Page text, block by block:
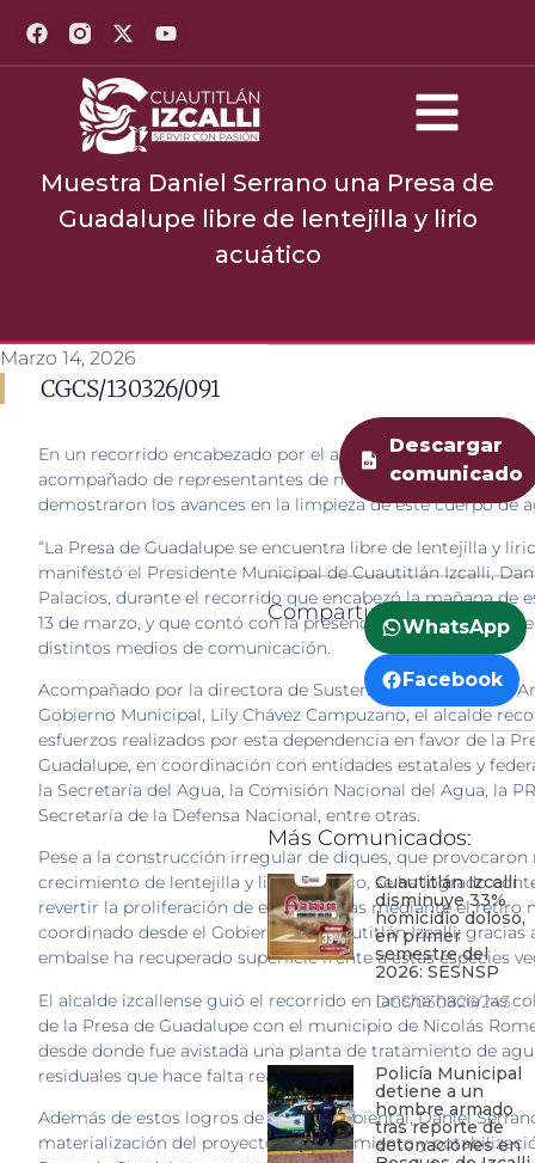
Muestra Daniel Serrano una Presa de
Guadalupe libre de lentejilla y lirio
acuático
Marzo 14, 2026
CGCS/130326/091
En un recorrido encabezado por el alcalde de Cuautitlán
acompañado de representantes de medios de
demostraron los avances en la limpieza de este cuerpo de
“La Presa de Guadalupe se encuentra libre de lentejilla y
manifestó el Presidente Municipal de Cuautitlán Izcalli,
Palacios, durante el recorrido que encabezó la mañana de
13 de marzo, y que contó con la presencia de reporteras y
distintos medios de comunicación.
Acompañado por la directora de Sustentabilidad y Medio
Gobierno Municipal, Lily Chávez Campuzano, el alcalde
esfuerzos realizados por esta dependencia en favor de la
Guadalupe, en coordinación con entidades estatales y
la Secretaría del Agua, la Comisión Nacional del Agua, la
Secretaría de la Defensa Nacional, entre otras.
Pese a la construcción irregular de diques, que provocaron
crecimiento de lentejilla y lirio acuático, se ha logrado
revertir la proliferación de estas plantas mediante el retiro
coordinado desde el Gobierno de Cuautitlán Izcalli; gracias
embalse ha recuperado superficie frente a estas especies
El alcalde izcallense guió el recorrido en lancha hacia las
de la Presa de Guadalupe con el municipio de Nicolás
desde donde fue avistada una planta de tratamiento de
residuales que hace falta reactivar.
Además de estos logros de índole ambiental, Daniel
materialización del proyecto de saneamiento y
Descargar
comunicado
Compartir:
WhatsApp
Facebook
Más Comunicados:
Cuautitlán Izcalli
disminuye 33%
homicidio doloso,
en primer
semestre del
2026: SESNSP
DCS/030826/243
Policía Municipal
detiene a un
hombre armado
tras reporte de
detonaciones en